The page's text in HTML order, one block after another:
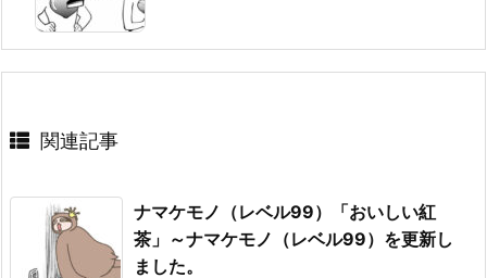
関連記事
ナマケモノ（レベル99）「おいしい紅
茶」～ナマケモノ（レベル99）を更新し
ました。